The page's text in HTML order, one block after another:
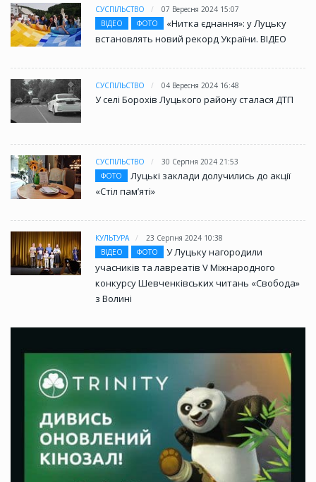
СУСПІЛЬСТВО
07 Вересня 2024 15:07
ВІДЕО
ФОТО
«Нитка єднання»: у Луцьку
встановлять новий рекорд України. ВІДЕО
СУСПІЛЬСТВО 04 Вересня 2024 16:48
У селі Борохів Луцького району сталася ДТП
СУСПІЛЬСТВО
30 Серпня 2024 21:53
ФОТО
Луцькі заклади долучились до акції
«Стіл памʼяті»
КУЛЬТУРА
23 Серпня 2024 10:38
ВІДЕО
ФОТО
У Луцьку нагородили
учасників та лавреатів V Міжнародного
конкурсу Шевченківських читань «Свобода»
з Волині